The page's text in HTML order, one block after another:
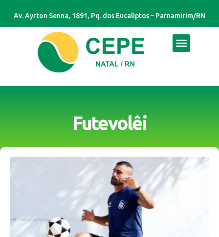
Av. Ayrton Senna, 1891, Pq. dos Eucaliptos – Parnamirim/RN
Futevolêi